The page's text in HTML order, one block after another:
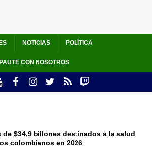
NOTICIAS POLÍTICA
PAUTE CON NOSOTROS
de $34,9 billones destinados a la salud
colombianos en 2026